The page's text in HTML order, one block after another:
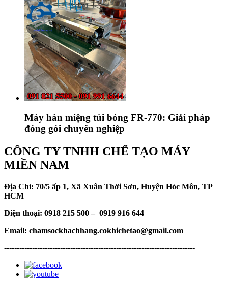
Máy hàn miệng túi bóng FR-770: Giải pháp
đóng gói chuyên nghiệp
CÔNG TY TNHH CHẾ TẠO MÁY
MIỀN NAM
Địa Chỉ: 70/5 ấp 1, Xã Xuân Thới Sơn, Huyện Hóc Môn, TP
HCM
Điện thoại: 0918 215 500 – 0919 916 644
Email: chamsockhachhang.cokhichetao@gmail.com
---------------------------------------------------------------------------